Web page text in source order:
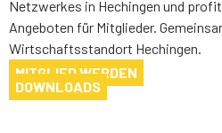
Netzwerkes in Hechingen und
Angeboten für Mitglieder.
Wirtschaftsstandort Hechingen.
MITGLIED WERDEN
DOWNLOADS